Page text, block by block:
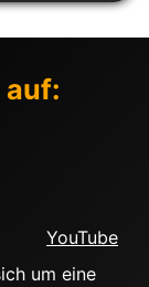
auf:
YouTube
um eine